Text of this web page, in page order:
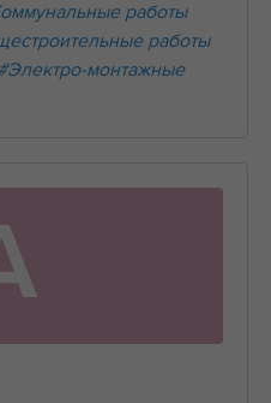
работы
работы
монтажные